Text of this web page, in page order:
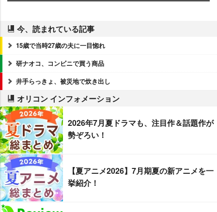
今、読まれている記事
15歳で当時27歳の夫に一目惚れ
研ナオコ、コンビニで買う商品
井手らっきょ、被災地で炊き出し
オリコン インフォメーション
2026年7月夏ドラマも、注目作＆話題作が
勢ぞろい！
【夏アニメ2026】7月期夏の新アニメを一
挙紹介！